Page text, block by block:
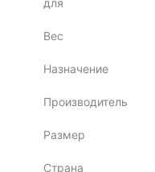
для
Вес
1.1 кг
Назначение
Навесная
Производитель
РЖБК
Размер
50*13*7
Страна
Россия